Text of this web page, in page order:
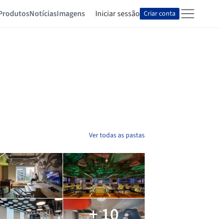
NotíciasImagens Iniciar sessão Criar conta
Ver todas as pastas